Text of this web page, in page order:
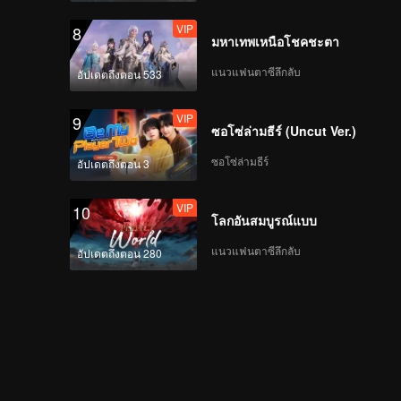
8
อัปเดตถึงตอน 533
VIP
มหาเทพเหนือโชคชะตา
แนวแฟนตาซีลึกลับ
9
อัปเดตถึงตอน 3
VIP
ซอโซ่ล่ามธีร์ (Uncut Ver.)
ซอโซ่ล่ามธีร์
10
อัปเดตถึงตอน 280
VIP
โลกอันสมบูรณ์แบบ
แนวแฟนตาซีลึกลับ